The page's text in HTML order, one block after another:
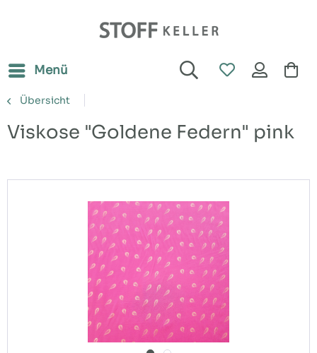
Menü
Übersicht
Viskose "Goldene Federn" pink